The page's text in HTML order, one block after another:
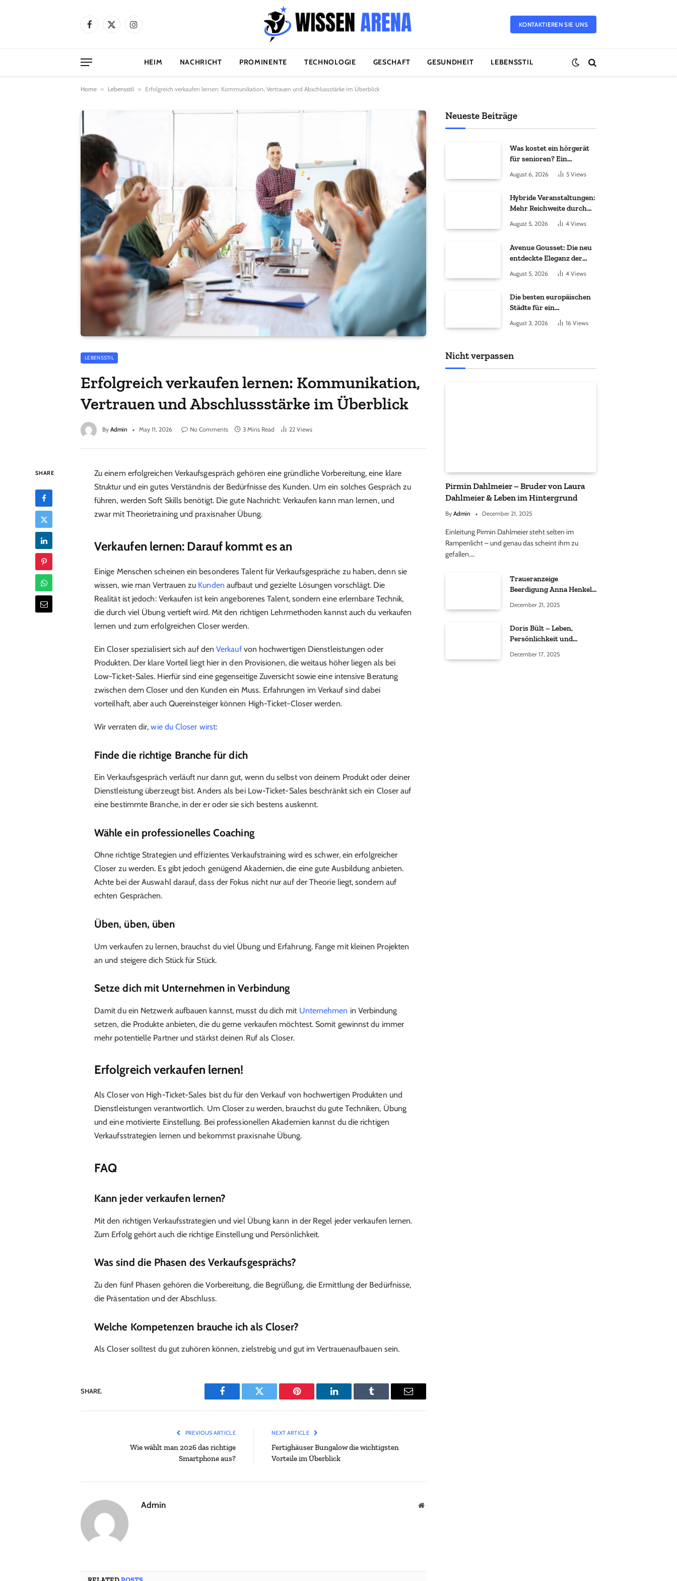
Facebook
X
Instagram KONTAKTIEREN SIE UNS
HEIM NACHRICHT PROMINENTE TECHNOLOGIE GESCHAFT GESUNDHEIT LEBENSSTIL
Home » Lebensstil » Erfolgreich verkaufen lernen: Kommunikation, Vertrauen und Abschlussstärke im Überblick
LEBENSSTIL
Erfolgreich verkaufen lernen: Kommunikation,
Vertrauen und Abschlussstärke im Überblick
By Admin May 11, 2026 No Comments 3 Mins Read 22 Views
SHARE
Zu einem erfolgreichen Verkaufsgespräch gehören eine gründliche Vorbereitung, eine klare
Struktur und ein gutes Verständnis der Bedürfnisse des Kunden. Um ein solches Gespräch zu
führen, werden Soft Skills benötigt. Die gute Nachricht: Verkaufen kann man lernen, und
zwar mit Theorietraining und praxisnaher Übung.
Verkaufen lernen: Darauf kommt es an
Einige Menschen scheinen ein besonderes Talent für Verkaufsgespräche zu haben, denn sie
wissen, wie man Vertrauen zu Kunden aufbaut und gezielte Lösungen vorschlägt. Die
Realität ist jedoch: Verkaufen ist kein angeborenes Talent, sondern eine erlernbare Technik,
die durch viel Übung vertieft wird. Mit den richtigen Lehrmethoden kannst auch du verkaufen
lernen und zum erfolgreichen Closer werden.
Ein Closer spezialisiert sich auf denVerkauf von hochwertigen Dienstleistungen oder
Produkten. Der klare Vorteil liegt hier in den Provisionen, die weitaus höher liegen als bei
Low-Ticket-Sales. Hierfür sind eine gegenseitige Zuversicht sowie eine intensive Beratung
zwischen dem Closer und den Kunden ein Muss. Erfahrungen im Verkauf sind dabei
vorteilhaft, aber auch Quereinsteiger können High-Ticket-Closer werden.
Wir verraten dir,wie du Closer wirst:
Finde die richtige Branche für dich
Ein Verkaufsgespräch verläuft nur dann gut, wenn du selbst von deinem Produkt oder deiner
Dienstleistung überzeugt bist. Anders als bei Low-Ticket-Sales beschränkt sich ein Closer auf
eine bestimmte Branche, in der er oder sie sich bestens auskennt.
Wähle ein professionelles Coaching
Ohne richtige Strategien und effizientes Verkaufstraining wird es schwer, ein erfolgreicher
Closer zu werden. Es gibt jedoch genügend Akademien, die eine gute Ausbildung anbieten.
Achte bei der Auswahl darauf, dass der Fokus nicht nur auf der Theorie liegt, sondern auf
echten Gesprächen.
Üben, üben, üben
Um verkaufen zu lernen, brauchst du viel Übung und Erfahrung. Fange mit kleinen Projekten
an und steigere dich Stück für Stück.
Setze dich mit Unternehmen in Verbindung
Damit du ein Netzwerk aufbauen kannst, musst du dich mit Unternehmen in Verbindung
setzen, die Produkte anbieten, die du gerne verkaufen möchtest. Somit gewinnst du immer
mehr potentielle Partner und stärkst deinen Ruf als Closer.
Erfolgreich verkaufen lernen!
Als Closer von High-Ticket-Sales bist du für den Verkauf von hochwertigen Produkten und
Dienstleistungen verantwortlich. Um Closer zu werden, brauchst du gute Techniken, Übung
und eine motivierte Einstellung. Bei professionellen Akademien kannst du die richtigen
Verkaufsstrategien lernen und bekommst praxisnahe Übung.
FAQ
Kann jeder verkaufen lernen?
Mit den richtigen Verkaufsstrategien und viel Übung kann in der Regel jeder verkaufen lernen.
Zum Erfolg gehört auch die richtige Einstellung und Persönlichkeit.
Was sind die Phasen des Verkaufsgesprächs?
Zu den fünf Phasen gehören die Vorbereitung, die Begrüßung, die Ermittlung der Bedürfnisse,
die Präsentation und der Abschluss.
Welche Kompetenzen brauche ich als Closer?
Als Closer solltest du gut zuhören können, zielstrebig und gut im Vertrauenaufbauen sein.
SHARE.
Facebook Twitter Pinterest LinkedIn Tumblr Email
PREVIOUS ARTICLE
Wie wählt man 2026 das richtige
Smartphone aus?
NEXT ARTICLE
Fertighäuser Bungalow die wichtigsten
Vorteile im Überblick
Admin Website
Neueste Beiträge
Was kostet ein hörgerät
für senioren? Ein
vollständiger leitfaden
August 6, 2026 5 Views
Hybride Veranstaltungen:
Mehr Reichweite durch
moderne Technik
August 5, 2026 4 Views
Avenue Gousset: Die neu
entdeckte Eleganz der
August 5, 2026 4 Views
Die besten europäischen
Städte für ein
Masterstudium im
Ausland
August 3, 2026 16 Views
Nicht verpassen
Pirmin Dahlmeier – Bruder von Laura
Dahlmeier & Leben im Hintergrund
By Admin December 21, 2025
Einleitung Pirmin Dahlmeier steht selten im
Rampenlicht – und genau das scheint ihm zu
gefallen.…
Traueranzeige
Beerdigung Anna Henkel
wirklich bekannt ist und
December 21, 2025
Doris Bült – Leben,
Persönlichkeit und
Wahrnehmung
December 17, 2025